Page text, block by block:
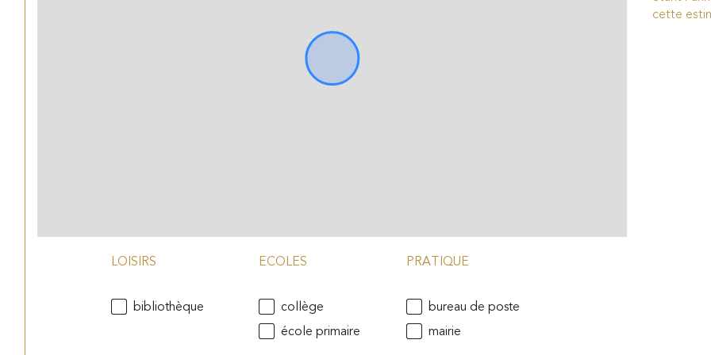
LOISIRS
bibliothèque
ECOLES
collège
école primaire
PRATIQUE
bureau de poste
mairie
cette